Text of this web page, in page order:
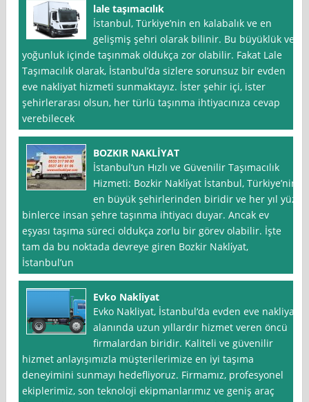
lale taşımacılık
İstanbul, Türkiye’nin en kalabalık ve en
gelişmiş şehri olarak bilinir. Bu büyüklük ve
yoğunluk içinde taşınmak oldukça zor olabilir. Fakat Lale
Taşımacılık olarak, İstanbul’da sizlere sorunsuz bir evden
eve nakliyat hizmeti sunmaktayız. İster şehir içi, ister
şehirlerarası olsun, her türlü taşınma ihtiyacınıza cevap
verebilecek
BOZKIR NAKLİYAT
İstanbul‘un Hızlı ve Güvenilir Taşımacılık
Hizmeti: Bozkir Nakli̇yat İstanbul, Türkiye’nin
en büyük şehirlerinden biridir ve her yıl yüz
binlerce insan şehre taşınma ihtiyacı duyar. Ancak ev
eşyası taşıma süreci oldukça zorlu bir görev olabilir. İşte
tam da bu noktada devreye giren Bozkir Nakli̇yat,
İstanbul’un
Evko Nakliyat
Evko Nakliyat, İstanbul‘da evden eve nakliyat
alanında uzun yıllardır hizmet veren öncü
firmalardan biridir. Kaliteli ve güvenilir
hizmet anlayışımızla müşterilerimize en iyi taşıma
deneyimini sunmayı hedefliyoruz. Firmamız, profesyonel
ekiplerimiz, son teknoloji ekipmanlarımız ve geniş araç